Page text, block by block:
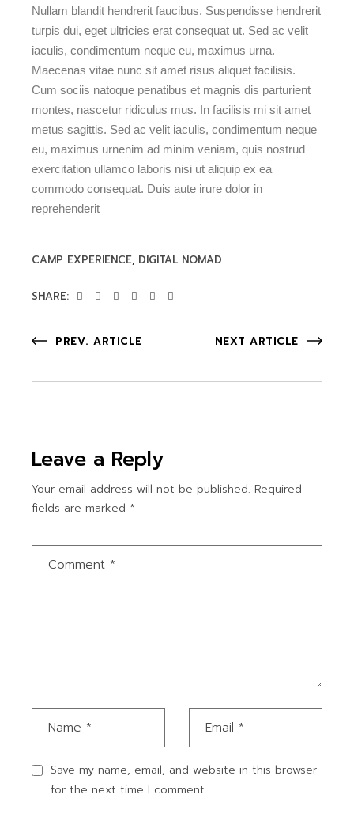
Nullam blandit hendrerit faucibus. Suspendisse hendrerit
turpis dui, eget ultricies erat consequat ut. Sed ac velit
iaculis, condimentum neque eu, maximus urna.
Maecenas vitae nunc sit amet risus aliquet facilisis.
Cum sociis natoque penatibus et magnis dis parturient
montes, nascetur ridiculus mus. In facilisis mi sit amet
metus sagittis. Sed ac velit iaculis, condimentum neque
eu, maximus urnenim ad minim veniam, quis nostrud
exercitation ullamco laboris nisi ut aliquip ex ea
commodo consequat. Duis aute irure dolor in
reprehenderit
CAMP EXPERIENCE DIGITAL NOMAD
SHARE:
PREV. ARTICLE NEXT ARTICLE
Leave a Reply
Your email address will not be published. Required
fields are marked *
Save my name, email, and website in this browser
for the next time I comment.